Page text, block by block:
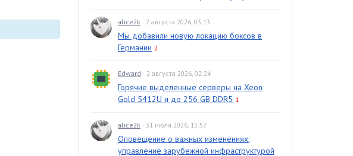
alice2k · 2 августа 2026, 03:13
Мы добавили новую локацию боксов в
Германии 2
Edward · 2 августа 2026, 02:24
Горячие выделенные серверы на Xeon
Gold 5412U и до 256 GB DDR5 1
alice2k · 31 июля 2026, 15:57
Оповещение о важных изменениях:
управление зарубежной инфраструктурой